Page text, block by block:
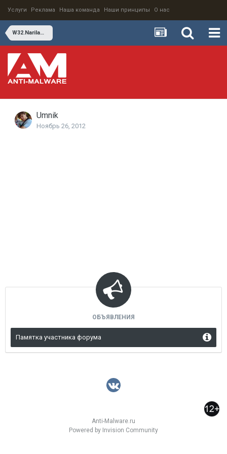
Услуги Реклама Наша команда Наши принципы О нас
W32.Narilam – Business Database Sabotage
Umnik
Ноябрь 26, 2012
ОБЪЯВЛЕНИЯ
Памятка участника форума
Anti-Malware.ru
Powered by Invision Community